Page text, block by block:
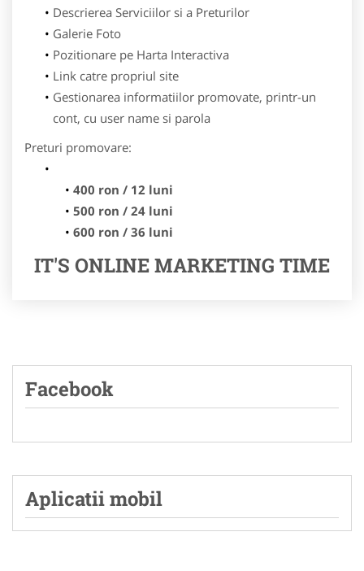
Descrierea Serviciilor si a Preturilor
Galerie Foto
Pozitionare pe Harta Interactiva
Link catre propriul site
Gestionarea informatiilor promovate, printr-un
cont, cu user name si parola
Preturi promovare:
400 ron / 12 luni
500 ron / 24 luni
600 ron / 36 luni
IT'S ONLINE MARKETING TIME
Facebook
Aplicatii mobil